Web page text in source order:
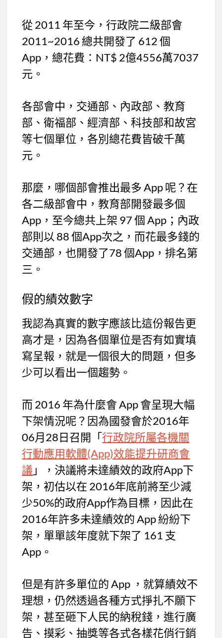
從 2011 年至今，行政院二級部會
2011~2016 總共開發了 612 個
App，總花費：NT$ 2億4556萬7037
元。
各部會中，交通部、內政部、教育
部、衛福部、經濟部、科技部和故宮
等七個單位，各別總花費皆破千萬
元。
那麼，哪個部會推出最多 App 呢？在
各二級部會中，教育部開發最多個
App，至今總共上架 97 個 App；內政
部則以 88 個App次之，而花最多錢的
交通部，也開發了78 個App，排名第
三。
假的績效數字
我認為真實的數字應該比這份報告更
高才是，因為各個單位是否有如實填
寫呈報，就是一個很大的問題，但多
少可以看出一個趨勢。
而 2016 年為什麼會 App 會呈現大幅
下架情況呢？因為國發會於2016年
06月28日召開「行政院所屬各機關
行動應用軟體(App)效能提升研商會
議 」，決議將未達績效的政府App下
架，初估以在 2016年底前將至少減
少50%的政府App作為目標，因此在
2016年許多未達績效的 App 紛紛下
架，單單該年度就下架了 161 支
App。
但是有許多單位的 App ，就算績效不
理想，仍然透過各種方式掙扎不願下
架，甚至砸下人民的納稅錢，進行廣
告、摸彩、抽獎等各式各樣花俏行銷